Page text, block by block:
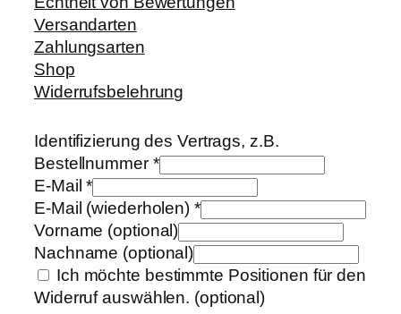
Versandarten
Zahlungsarten
Shop
Widerrufsbelehrung
Identifizierung des Vertrags, z.B.
Bestellnummer *
E-Mail*
E-Mail (wiederholen) *
Vorname (optional)
Nachname (optional)
Ich möchte bestimmte Positionen für den
Widerruf auswählen. (optional)